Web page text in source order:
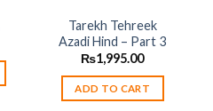
Tarekh Tehreek
Azadi Hind – Part 3
₨1,995.00
ADD TO CART